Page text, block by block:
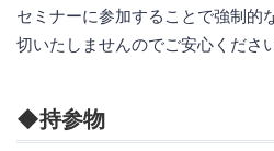
セミナーに参加することで強制的
切いたしませんのでご安心ください
◆持参物